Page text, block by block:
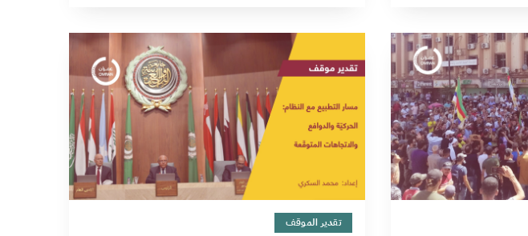
17 دقائق
تقدير الموقف